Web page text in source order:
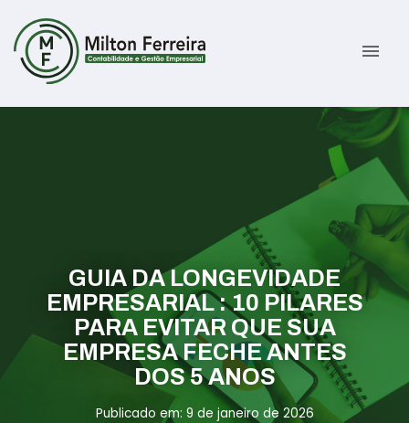
menu
Gestão Tributária e Fiscal
Previdenciária Trabalhista
Abertura de Empresas
Assessoria jurídica
Informativos
Contato
ÁREA DO CLIENTE
GUIA DA LONGEVIDADE
EMPRESARIAL : 10 PILARES
PARA EVITAR QUE SUA
EMPRESA FECHE ANTES
DOS 5 ANOS
Publicado em: 9 de janeiro de 2026